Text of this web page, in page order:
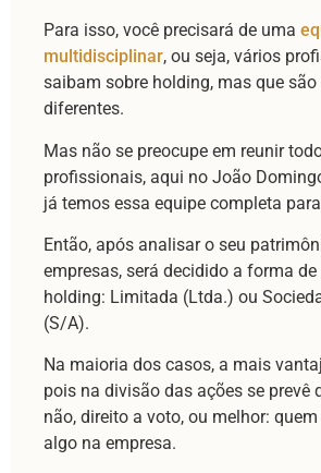
Para isso, você precisará de uma
multidisciplinar, ou seja, vários
saibam sobre holding, mas que são
diferentes.
Mas não se preocupe em reunir
profissionais, aqui no João
já temos essa equipe completa
Então, após analisar o seu
empresas, será decidido a forma
holding: Limitada (Ltda.) ou
(S/A).
Na maioria dos casos, a mais
pois na divisão das ações se prevê
não, direito a voto, ou melhor:
algo na empresa.